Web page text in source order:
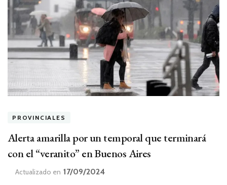
PROVINCIALES
Alerta amarilla por un temporal que terminará
con el “veranito” en Buenos Aires
Actualizado en 17/09/2024